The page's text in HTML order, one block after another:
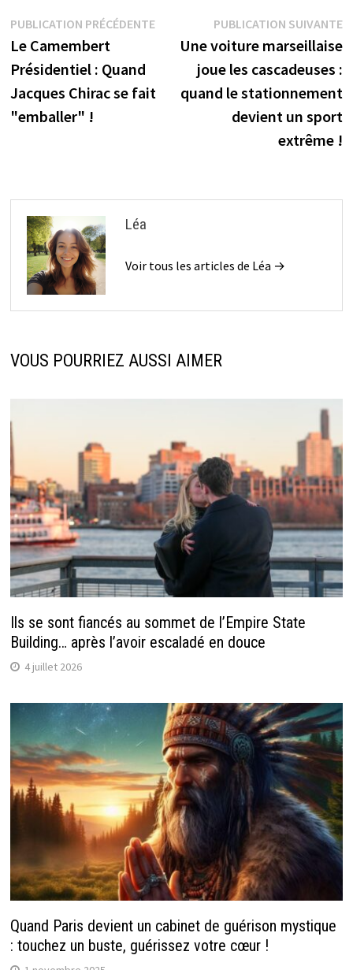
Navigation
de
l’article
PUBLICATION PRÉCÉDENTEPublication
précédente :
Le Camembert
Présidentiel : Quand
Jacques Chirac se fait
"emballer" !
PUBLICATION SUIVANTE
Une voiture marseillaise
joue les cascadeuses :
quand le stationnement
devient un sport
extrême !
Léa
Voir tous les articles de Léa →
VOUS POURRIEZ AUSSI AIMER
Ils se sont fiancés au sommet de l’Empire State
Building… après l’avoir escaladé en douce
4 juillet 2026
Quand Paris devient un cabinet de guérison mystique
: touchez un buste, guérissez votre cœur !